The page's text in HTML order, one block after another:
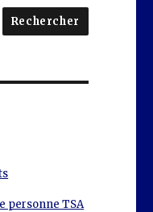
Rechercher
personne TSA